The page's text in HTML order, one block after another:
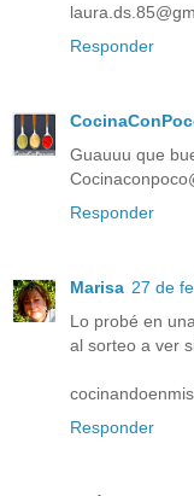
Responder
Guauuu que
Responder
Marisa 27 de
Lo probé en
al sorteo a ver
Responder